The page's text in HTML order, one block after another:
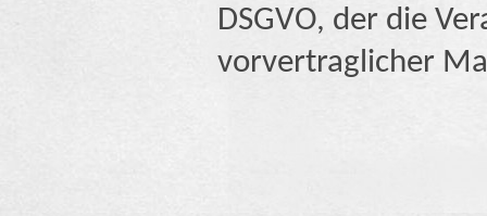
DSGVO, der die
vorvertraglicher